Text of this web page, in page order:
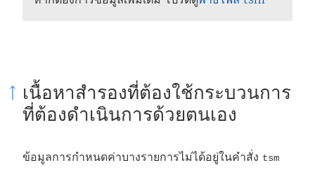
เนื้อหาสำรองที่ต้องใช้กระบวนการ
ที่ต้องดำเนินการด้วยตนเอง
ข้อมูลการกำหนดค่าบางรายการไม่ได้อยู่ในคำสั่ง tsm